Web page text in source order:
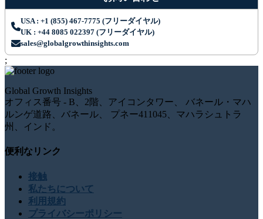
USA : +1 (855) 467-7775 (フリーダイヤル)
UK : +44 8085 022397 (フリーダイヤル)
sales@globalgrowthinsights.com
;
Global Growth Insights
オフィス番号 - B、2階、アイコンタワー、 バネール・マハ
ルンゲ道路、バネール、 プネー411045、マハラシュトラ
州、インド。
便利なリンク
接触
私たちについて
利用規約
プライバシーポリシー